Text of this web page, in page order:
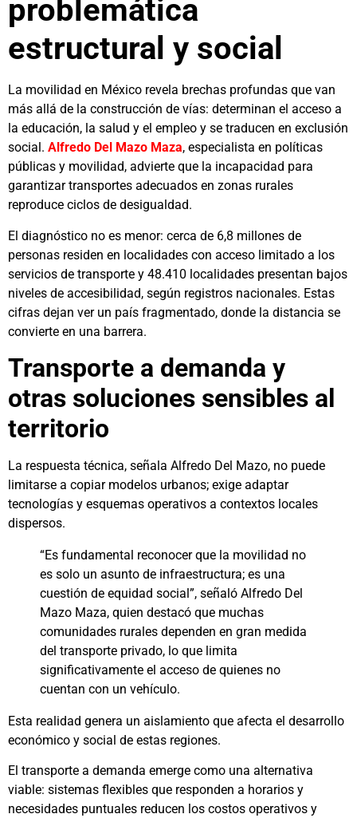
problemática
estructural y social
La movilidad en México revela brechas profundas que van
más allá de la construcción de vías: determinan el acceso a
la educación, la salud y el empleo y se traducen en exclusión
social. Alfredo Del Mazo Maza, especialista en políticas
públicas y movilidad, advierte que la incapacidad para
garantizar transportes adecuados en zonas rurales
reproduce ciclos de desigualdad.
El diagnóstico no es menor: cerca de 6,8 millones de
personas residen en localidades con acceso limitado a los
servicios de transporte y 48.410 localidades presentan bajos
niveles de accesibilidad, según registros nacionales. Estas
cifras dejan ver un país fragmentado, donde la distancia se
convierte en una barrera.
Transporte a demanda y
otras soluciones sensibles al
territorio
La respuesta técnica, señala Alfredo Del Mazo, no puede
limitarse a copiar modelos urbanos; exige adaptar
tecnologías y esquemas operativos a contextos locales
dispersos.
“Es fundamental reconocer que la movilidad no
es solo un asunto de infraestructura; es una
cuestión de equidad social”, señaló Alfredo Del
Mazo Maza, quien destacó que muchas
comunidades rurales dependen en gran medida
del transporte privado, lo que limita
significativamente el acceso de quienes no
cuentan con un vehículo.
Esta realidad genera un aislamiento que afecta el desarrollo
económico y social de estas regiones.
El transporte a demanda emerge como una alternativa
viable: sistemas flexibles que responden a horarios y
necesidades puntuales reducen los costos operativos y